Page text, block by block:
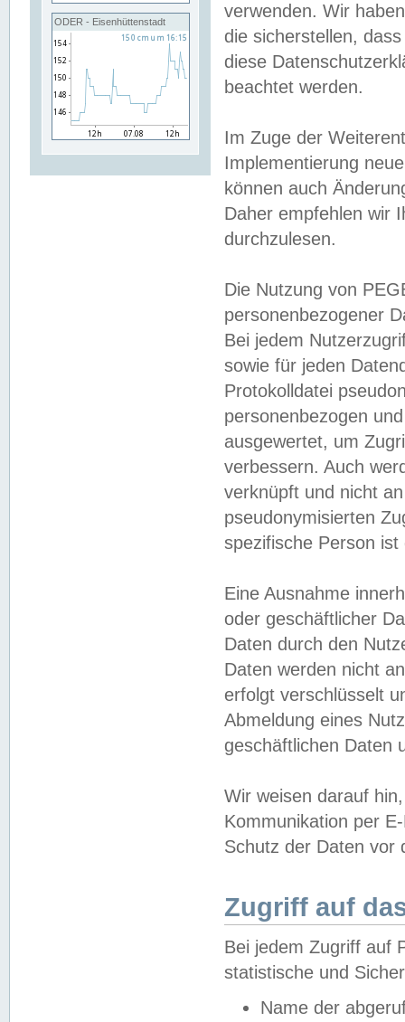
ODER - Eisenhüttenstadt
verwenden. Wir
die sicherstellen,
diese
beachtet werden.
Im Zuge der
Implementierung
können auch
Daher empfehlen wir
durchzulesen.
Die Nutzung von
personenbezogener
Bei jedem
sowie für jeden
Protokolldatei
personenbezogen
ausgewertet, um
verbessern. Auch
verknüpft und nicht
pseudonymisierten
spezifische Person
Eine Ausnahme
oder geschäftlicher
Daten durch den
Daten werden nicht
erfolgt verschlüsselt
Abmeldung eines
geschäftlichen Daten
Wir weisen darauf
Kommunikation per
Schutz der Daten vor
Zugriff auf
Bei jedem Zugriff auf
statistische und
Name der